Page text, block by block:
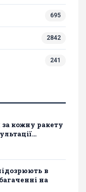
695
2842
241
за кожну ракету
в
на